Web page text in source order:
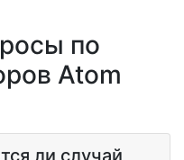
по
Atom
ли случай